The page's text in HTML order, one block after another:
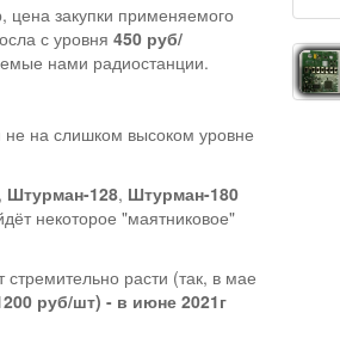
закупки применяемого
с уровня 450 руб/
нами радиостанции.
не на слишком высоком уровне
, Штурман-128, Штурман-180
некоторое "маятниковое"
расти (так, в мае
руб/шт) - в июне 2021г